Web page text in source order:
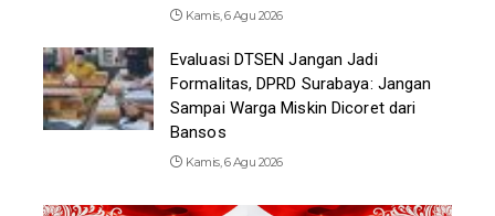
Kamis, 6 Agu 2026
Evaluasi DTSEN Jangan Jadi
Formalitas, DPRD Surabaya: Jangan
Sampai Warga Miskin Dicoret dari
Bansos
Kamis, 6 Agu 2026